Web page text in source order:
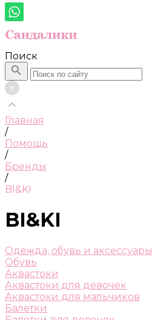
Поиск
Главная
/
Помощь
/
Бренды
/
BI&KI
BI&KI
Одежда, обувь и аксессуары
Обувь
Аквастоки
Аквастоки для девочек
Аквастоки для мальчиков
Балетки